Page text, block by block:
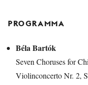
PROGRAMMA
Béla Bartók
Seven Choruses for
Violinconcerto Nr. 2,